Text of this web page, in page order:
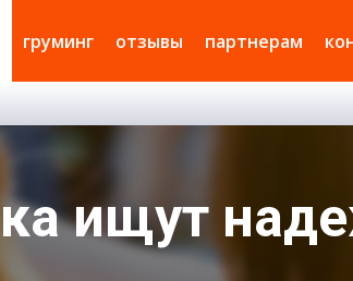
груминг отзывы партнерам
ищут